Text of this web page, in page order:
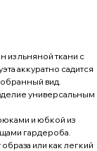
льняной ткани с
аккуратно садится
вид.
универсальным
и юбкой из
гардероба.
или как легкий